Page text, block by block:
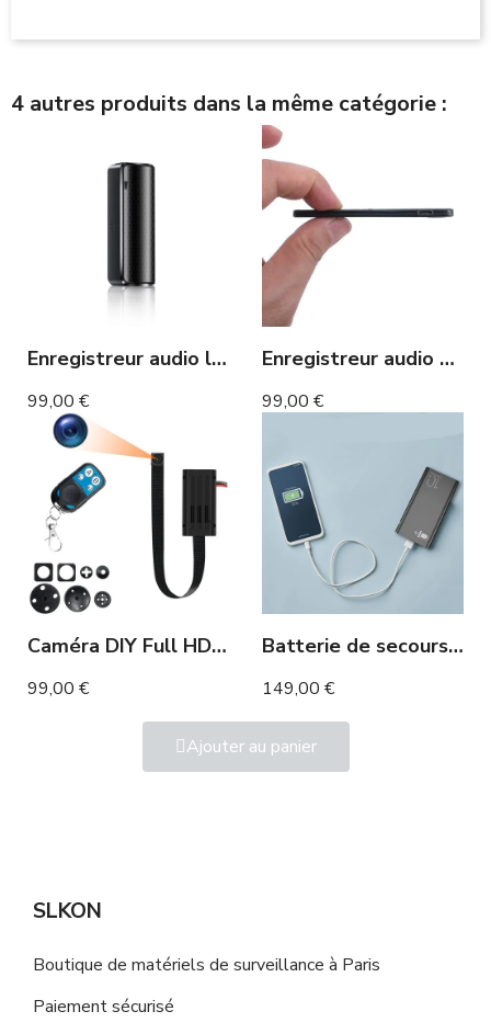
4 autres produits dans la même catégorie :
Enregistreur audio longue autonomie 200 heures
99,00 €
Enregistreur audio ultra plat longue autonomie nouvelle génération
99,00 €
Caméra DIY Full HD détection de mouvement
99,00 €
Batterie de secours caméra wifi Full HD accessible à distance
149,00 €
Ajouter au panier
SLKON
Boutique de matériels de surveillance à Paris
Paiement sécurisé